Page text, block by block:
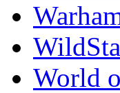
World